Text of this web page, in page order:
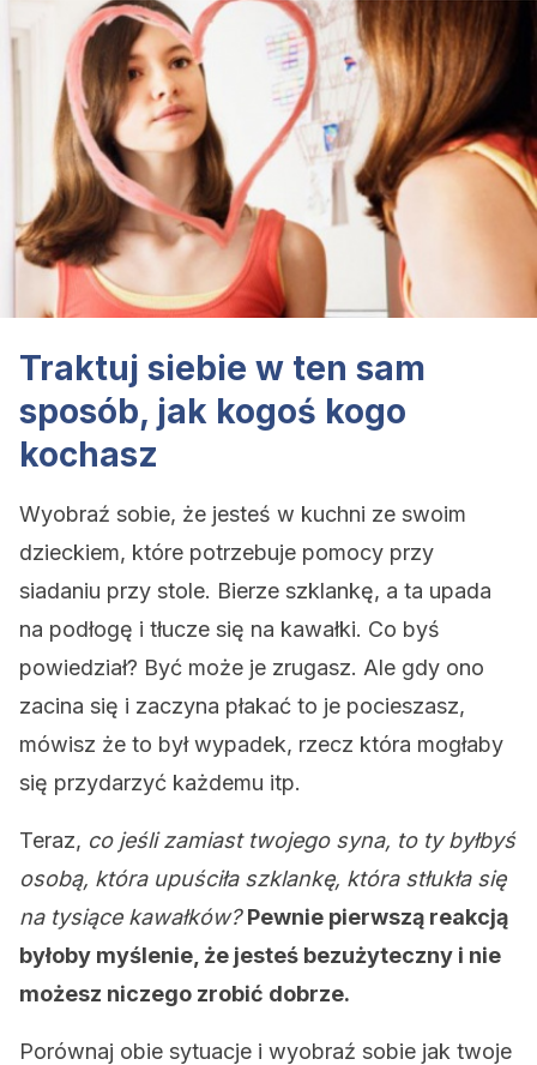
Traktuj siebie w ten sam
sposób, jak kogoś kogo
kochasz
Wyobraź sobie, że jesteś w kuchni ze swoim
dzieckiem, które potrzebuje pomocy przy
siadaniu przy stole. Bierze szklankę, a ta upada
na podłogę i tłucze się na kawałki. Co byś
powiedział? Być może je zrugasz. Ale gdy ono
zacina się i zaczyna płakać to je pocieszasz,
mówisz że to był wypadek, rzecz która mogłaby
się przydarzyć każdemu itp.
Teraz, co jeśli zamiast twojego syna, to ty byłbyś
osobą, która upuściła szklankę, która stłukła się
na tysiące kawałków? Pewnie pierwszą reakcją
byłoby myślenie, że jesteś bezużyteczny i nie
możesz niczego zrobić dobrze.
Porównaj obie sytuacje i wyobraź sobie jak twoje